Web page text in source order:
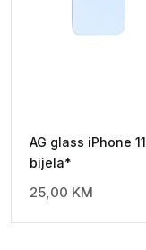
AG glass iPhone 11
bijela*
25,00 KM